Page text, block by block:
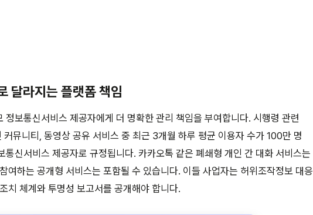
달라지는 플랫폼 책임
정보통신서비스 제공자에게 더 명확한 관리 책임을 부여합니다. 시행령 관련
뮤니티, 동영상 공유 서비스 중 최근 3개월 하루 평균 이용자 수가 100만 명
통신서비스 제공자로 규정됩니다. 카카오톡 같은 폐쇄형 개인 간 대화 서비스는
여하는 공개형 서비스는 포함될 수 있습니다. 이들 사업자는 허위조작정보 대응
치 체계와 투명성 보고서를 공개해야 합니다.